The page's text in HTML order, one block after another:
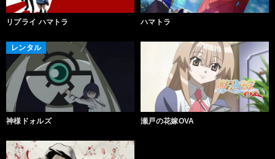
リプライ ハマトラ ハマトラ
レンタル
神様ドォルズ 瀬戸の花嫁OVA